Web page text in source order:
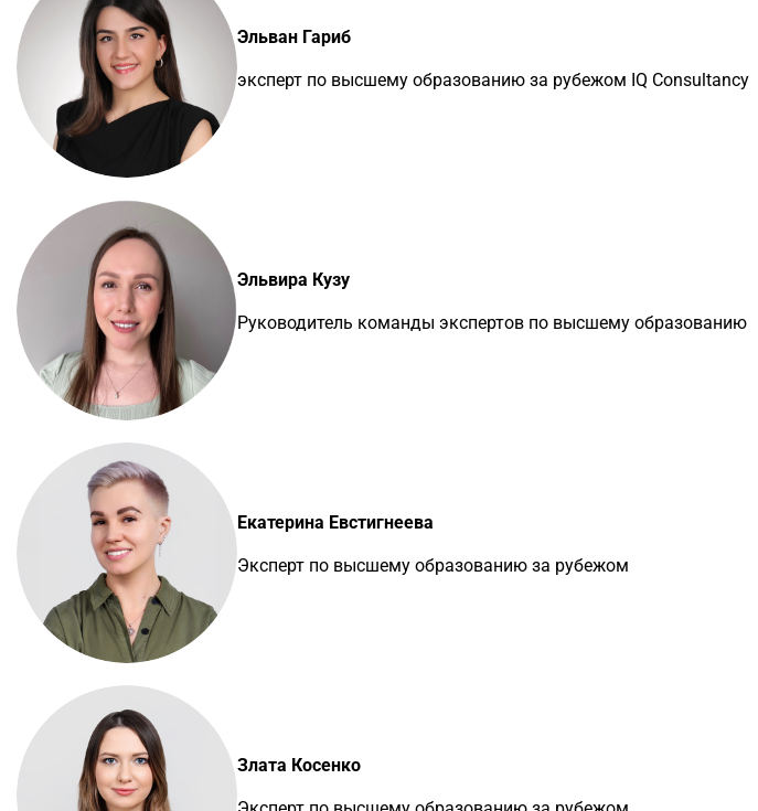
Эльван Гариб
эксперт по высшему образованию за рубежом IQ Consultancy
Эльвира Кузу
Руководитель команды экспертов по высшему образованию
Екатерина Евстигнеева
Эксперт по высшему образованию за рубежом
Злата Косенко